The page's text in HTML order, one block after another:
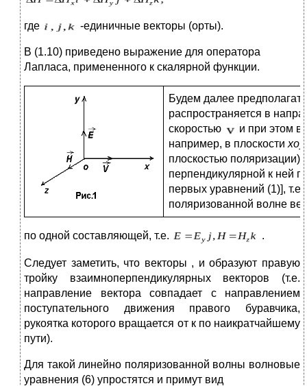
где -единичные векторы (орты).
В (1.10) приведено выражение для оператора
Лапласа, примененного к скалярной функции.
Будем далее
распространяется в
скоростью
и при этом
например, в плоскости xoy
плоскостью поляризации).
перпендикулярной к ней
первых уравнений (1)],
поляризованной волне
по одной составляющей, т.е. .
Следует заметить, что векторы , и образуют правую
тройку взаимноперпендикулярных векторов (т.е.
направление вектора совпадает с направлением
поступательного движения правого буравчика,
рукоятка которого вращается от к по наикратчайшему
пути).
Для такой линейно поляризованной волны волновые
уравнения (6) упростятся и примут вид